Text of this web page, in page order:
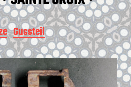
Gussteil